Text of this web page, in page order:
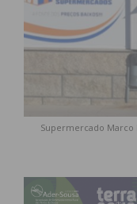
Supermercado